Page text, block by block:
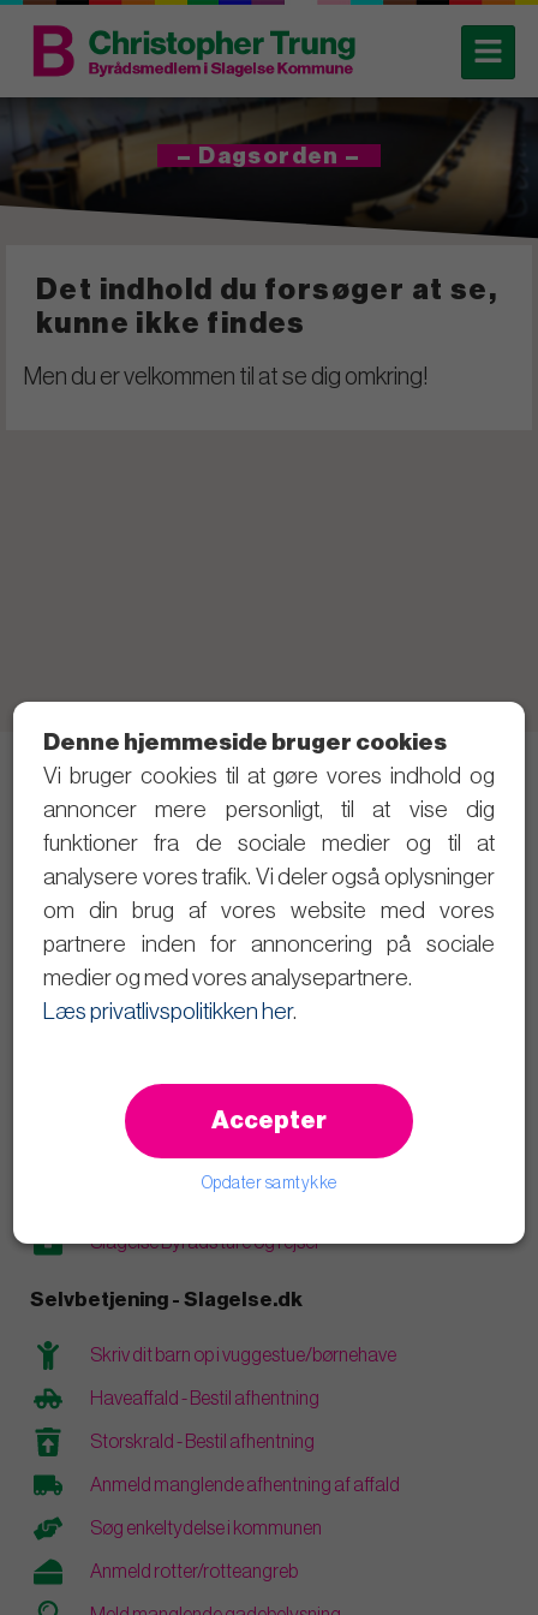
– Dagsorden –
Det indhold du forsøger at se,
kunne ikke findes
Men du er velkommen til at se dig omkring!
Telefon: 21 40 80 28 (Skriv gerne SMS først)
Følg med i det politiske arbejde
Dagsordener og referater
Se byrådsmøderne på video
Læs blogindlæg
Åbenhed og transparens
Slagelse Byråds ture og rejser
Selvbetjening - Slagelse.dk
Skriv dit barn op i vuggestue/børnehave
Haveaffald - Bestil afhentning
Storskrald - Bestil afhentning
Anmeld manglende afhentning af affald
Søg enkeltydelse i kommunen
Anmeld rotter/rotteangreb
Denne hjemmeside bruger cookies
Vi bruger cookies til at gøre vores indhold og
annoncer mere personligt, til at vise dig
funktioner fra de sociale medier og til at
analysere vores trafik. Vi deler også oplysninger
om din brug af vores website med vores
partnere inden for annoncering på sociale
medier og med vores analysepartnere.
Læs privatlivspolitikken her.
Accepter
Opdater samtykke